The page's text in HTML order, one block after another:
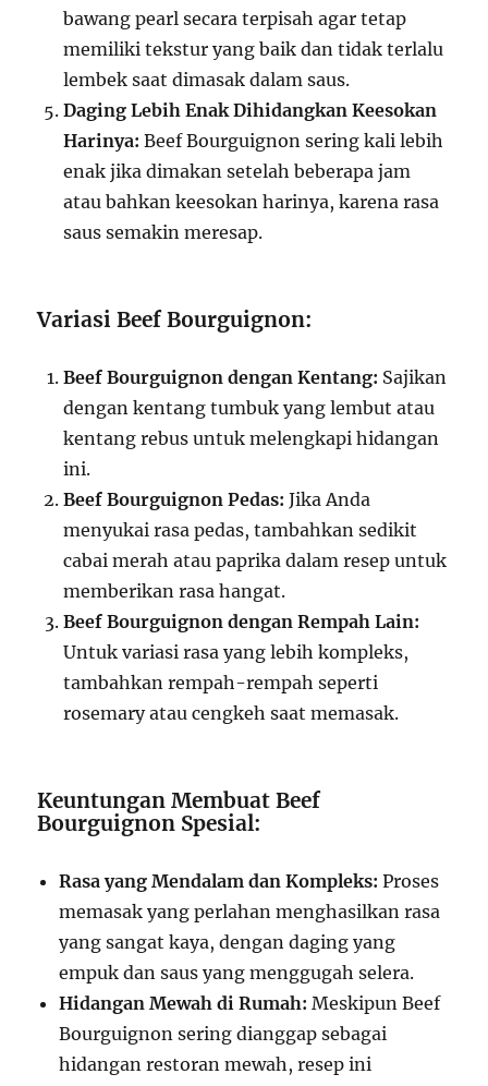
bawang pearl secara terpisah agar tetap
memiliki tekstur yang baik dan tidak terlalu
lembek saat dimasak dalam saus.
Daging Lebih Enak Dihidangkan Keesokan
Harinya: Beef Bourguignon sering kali lebih
enak jika dimakan setelah beberapa jam
atau bahkan keesokan harinya, karena rasa
saus semakin meresap.
Variasi Beef Bourguignon:
Beef Bourguignon dengan Kentang: Sajikan
dengan kentang tumbuk yang lembut atau
kentang rebus untuk melengkapi hidangan
ini.
Beef Bourguignon Pedas: Jika Anda
menyukai rasa pedas, tambahkan sedikit
cabai merah atau paprika dalam resep untuk
memberikan rasa hangat.
Beef Bourguignon dengan Rempah Lain:
Untuk variasi rasa yang lebih kompleks,
tambahkan rempah-rempah seperti
rosemary atau cengkeh saat memasak.
Keuntungan Membuat Beef
Bourguignon Spesial:
Rasa yang Mendalam dan Kompleks: Proses
memasak yang perlahan menghasilkan rasa
yang sangat kaya, dengan daging yang
empuk dan saus yang menggugah selera.
Hidangan Mewah di Rumah: Meskipun Beef
Bourguignon sering dianggap sebagai
hidangan restoran mewah, resep ini